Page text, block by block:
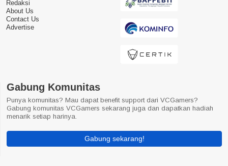
Redaksi
About Us
Contact Us
Advertise
Gabung Komunitas
Punya komunitas? Mau dapat benefit support dari VCGamers?
Gabung komunitas VCGamers sekarang juga dan dapatkan hadiah
menarik setiap harinya.
Gabung sekarang!